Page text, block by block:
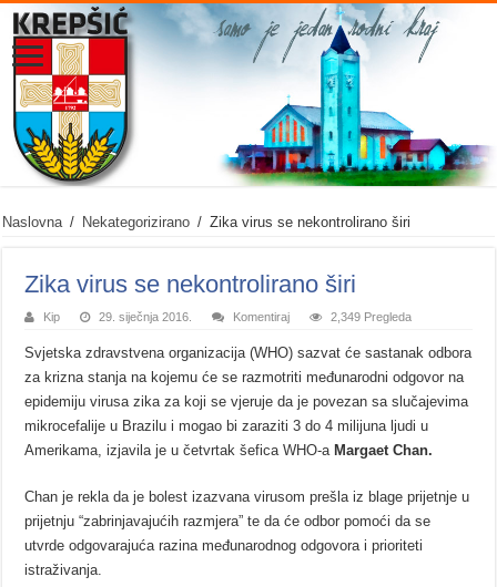
Naslovna / Nekategorizirano / Zika virus se nekontrolirano širi
Zika virus se nekontrolirano širi
Kip 29. siječnja 2016. Komentiraj 2,349 Pregleda
Svjetska zdravstvena organizacija (WHO) sazvat će sastanak odbora
za krizna stanja na kojemu će se razmotriti međunarodni odgovor na
epidemiju virusa zika za koji se vjeruje da je povezan sa slučajevima
mikrocefalije u Brazilu i mogao bi zaraziti 3 do 4 milijuna ljudi u
Amerikama, izjavila je u četvrtak šefica WHO-a Margaet Chan.
Chan je rekla da je bolest izazvana virusom prešla iz blage prijetnje u
prijetnju “zabrinjavajućih razmjera” te da će odbor pomoći da se
utvrde odgovarajuća razina međunarodnog odgovora i prioriteti
istraživanja.